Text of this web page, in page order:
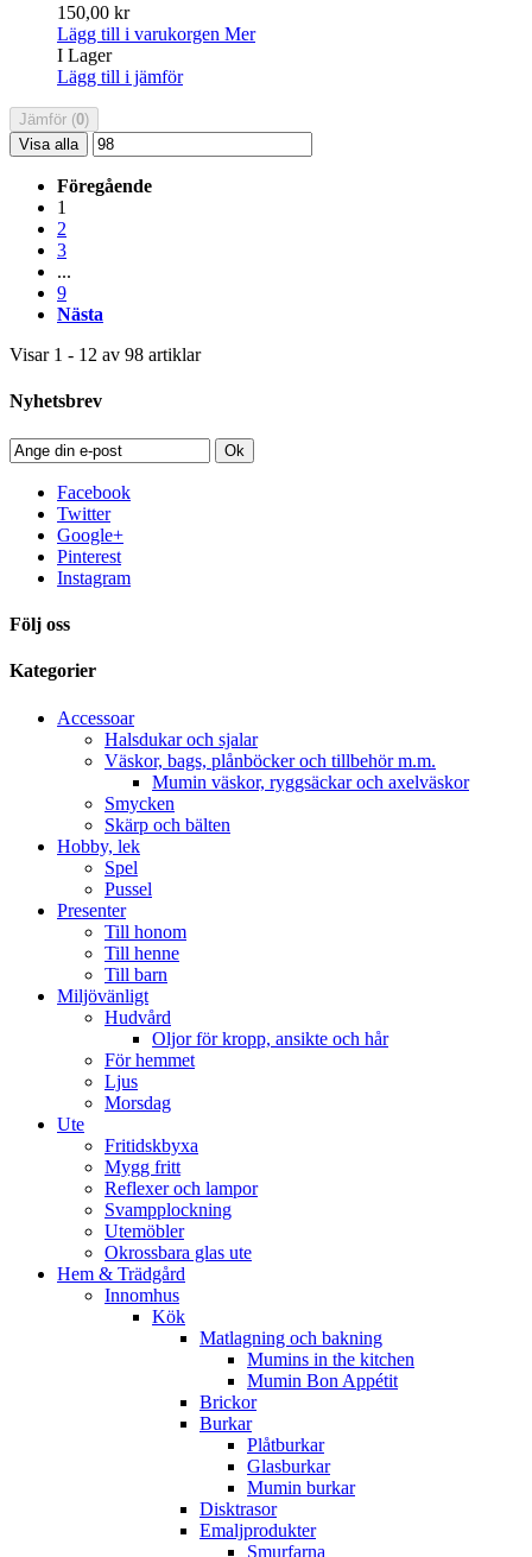
150,00 kr
Lägg till i varukorgen Mer
I Lager
Lägg till i jämför
Jämför (0)
Visa alla
Föregående
1
2
3
...
9
Nästa
Visar 1 - 12 av 98 artiklar
Nyhetsbrev
Ok
Facebook
Twitter
Google+
Pinterest
Instagram
Följ oss
Kategorier
Accessoar
Halsdukar och sjalar
Väskor, bags, plånböcker och tillbehör m.m.
Mumin väskor, ryggsäckar och axelväskor
Smycken
Skärp och bälten
Hobby, lek
Spel
Pussel
Presenter
Till honom
Till henne
Till barn
Miljövänligt
Hudvård
Oljor för kropp, ansikte och hår
För hemmet
Ljus
Morsdag
Ute
Fritidskbyxa
Mygg fritt
Reflexer och lampor
Svampplockning
Utemöbler
Okrossbara glas ute
Hem & Trädgård
Innomhus
Kök
Matlagning och bakning
Mumins in the kitchen
Mumin Bon Appétit
Brickor
Burkar
Plåtburkar
Glasburkar
Mumin burkar
Disktrasor
Emaljprodukter
Smurfarna